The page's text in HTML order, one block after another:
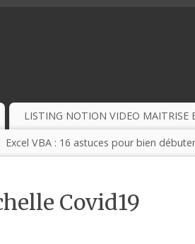
LISTING NOTION VIDEO MAITRISE
Excel VBA : 16 astuces pour bien
Covid19